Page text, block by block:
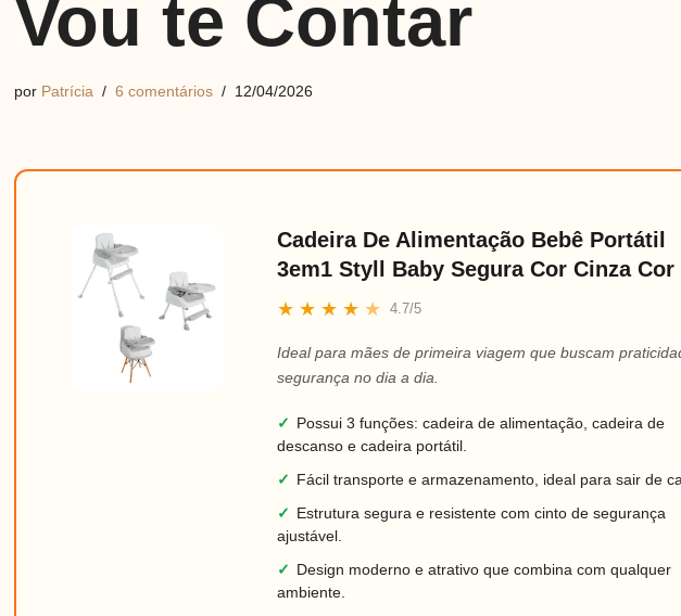
Vou te Contar
por Patrícia 6 comentários 12/04/2026
Cadeira De Alimentação Bebê Portátil
3em1 Styll Baby Segura Cor Cinza Cor
★ ★ ★ ★ ★ 4.7/5
Ideal para mães de primeira viagem que buscam
segurança no dia a dia.
✓ Possui 3 funções: cadeira de alimentação, cadeira de
descanso e cadeira portátil.
✓ Fácil transporte e armazenamento, ideal para sair de
✓ Estrutura segura e resistente com cinto de segurança
ajustável.
✓ Design moderno e atrativo que combina com qualquer
ambiente.